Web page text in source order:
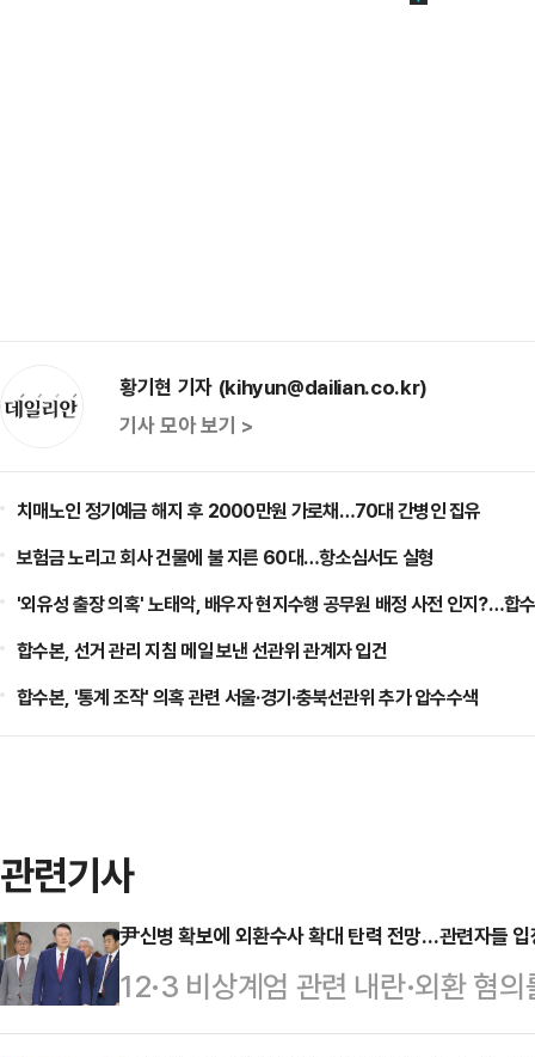
황기현 기자 (kihyun@dailian.co.kr)
기사 모아 보기 >
치매노인 정기예금 해지 후 2000만원 가로채…70대 간병인 집유
보험금 노리고 회사 건물에 불 지른 60대…항소심서도 실형
'외유성 출장 의혹' 노태악, 배우자 현지수행 공무원 배정 사전 인지?…합
합수본, 선거 관리 지침 메일 보낸 선관위 관계자 입건
합수본, '통계 조작' 의혹 관련 서울·경기·충북선관위 추가 압수수색
관련기사
尹신병 확보에 외환수사 확대 탄력 전망…관련자들
12·3 비상계엄 관련 내란·외환 혐
이 10일 윤 전 대통령 재구속에 성